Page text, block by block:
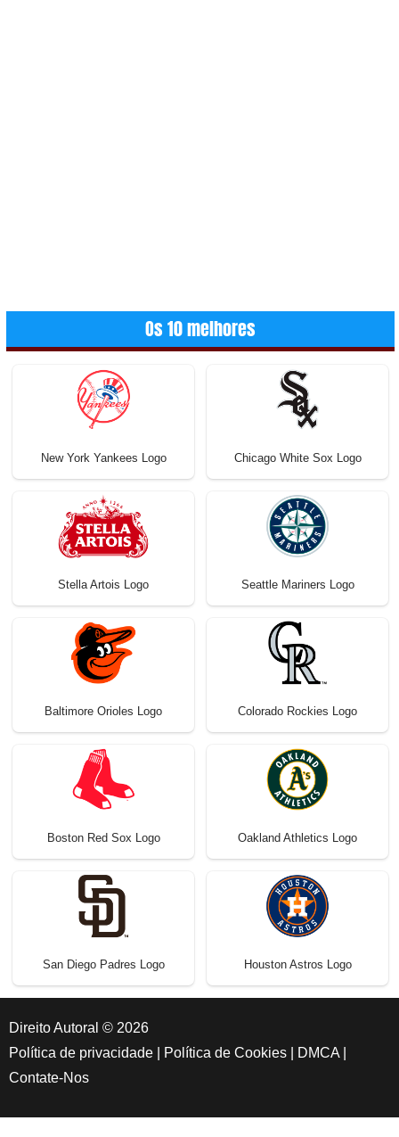
Os 10 melhores
New York Yankees Logo Chicago White Sox Logo
Stella Artois Logo Seattle Mariners Logo
Baltimore Orioles Logo Colorado Rockies Logo
Boston Red Sox Logo Oakland Athletics Logo
San Diego Padres Logo Houston Astros Logo
Direito Autoral © 2026
Política de privacidade
Política de Cookies DMCA
Contate-Nos